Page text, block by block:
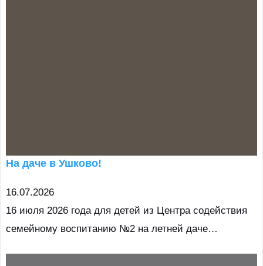
На даче в Ушково!
16.07.2026
16 июля 2026 года для детей из Центра содействия
семейному воспитанию №2 на летней даче…